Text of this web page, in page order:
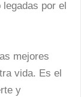
por el
mejores
vida. Es el
y